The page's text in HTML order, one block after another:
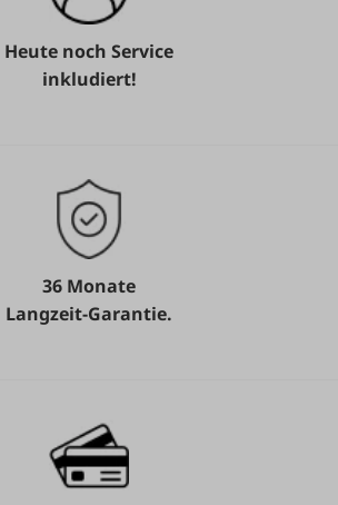
Heute noch Service
inkludiert!
36 Monate
Langzeit-Garantie.